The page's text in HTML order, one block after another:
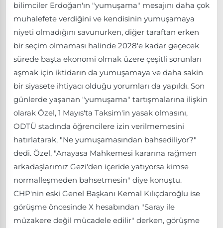
bilimciler Erdoğan'ın "yumuşama" mesajını daha çok
muhalefete verdiğini ve kendisinin yumuşamaya
niyeti olmadığını savunurken, diğer taraftan erken
bir seçim olmaması halinde 2028'e kadar geçecek
sürede başta ekonomi olmak üzere çeşitli sorunları
aşmak için iktidarın da yumuşamaya ve daha sakin
bir siyasete ihtiyacı olduğu yorumları da yapıldı. Son
günlerde yaşanan "yumuşama" tartışmalarına ilişkin
olarak Özel, 1 Mayıs'ta Taksim'in yasak olmasını,
ODTÜ stadında öğrencilere izin verilmemesini
hatırlatarak, "Ne yumuşamasından bahsediliyor?"
dedi. Özel, "Anayasa Mahkemesi kararına rağmen
arkadaşlarımız Gezi'den içeride yatıyorsa kimse
normalleşmeden bahsetmesin" diye konuştu.
CHP'nin eski Genel Başkanı Kemal Kılıçdaroğlu ise
görüşme öncesinde X hesabından "Saray ile
müzakere değil mücadele edilir" derken, görüşme